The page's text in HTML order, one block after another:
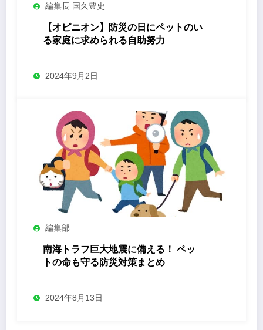
編集長 国久豊史
【オピニオン】防災の日にペットのい
る家庭に求められる自助努力
2024年9月2日
編集部
南海トラフ巨大地震に備える！ ペッ
トの命も守る防災対策まとめ
2024年8月13日